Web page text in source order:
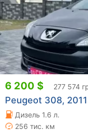
6 200 $ 277 574
Peugeot 308, 2011
Дизель 1.6 л.
256 тис. км